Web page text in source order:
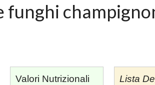
funghi
Lista
Valori Nutrizionali